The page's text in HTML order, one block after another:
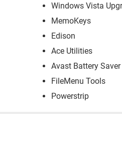
Windows Vista
MemoKeys
Edison
Ace Utilities
Avast Battery Saver
FileMenu Tools
Powerstrip